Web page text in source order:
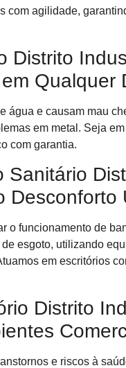
com agilidade,
Distrito
Qualquer
água e causam mau
em metal. Seja
com garantia.
Sanitário
Desconforto
o funcionamento de
esgoto, utilizando
em escritórios
Distrito
e riscos à